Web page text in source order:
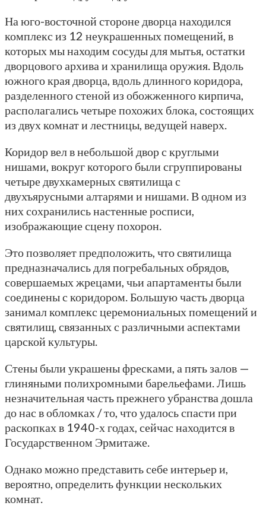
На юго-восточной стороне дворца находился
комплекс из 12 неукрашенных помещений, в
которых мы находим сосуды для мытья, остатки
дворцового архива и хранилища оружия. Вдоль
южного края дворца, вдоль длинного коридора,
разделенного стеной из обожженного кирпича,
располагались четыре похожих блока, состоящих
из двух комнат и лестницы, ведущей наверх.
Коридор вел в небольшой двор с круглыми
нишами, вокруг которого были сгруппированы
четыре двухкамерных святилища с
двухъярусными алтарями и нишами. В одном из
них сохранились настенные росписи,
изображающие сцену похорон.
Это позволяет предположить, что святилища
предназначались для погребальных обрядов,
совершаемых жрецами, чьи апартаменты были
соединены с коридором. Большую часть дворца
занимал комплекс церемониальных помещений и
святилищ, связанных с различными аспектами
царской культуры.
Стены были украшены фресками, а пять залов —
глиняными полихромными барельефами. Лишь
незначительная часть прежнего убранства дошла
до нас в обломках / то, что удалось спасти при
раскопках в 1940-х годах, сейчас находится в
Государственном Эрмитаже.
Однако можно представить себе интерьер и,
вероятно, определить функции нескольких
комнат.